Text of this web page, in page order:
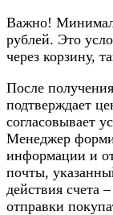
Важно!
рублей. Это
через корзину,
После
подтверждает
согласовывает
Менеджер
информации и
почты,
действия счета
отправки